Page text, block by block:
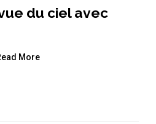
du ciel avec
More